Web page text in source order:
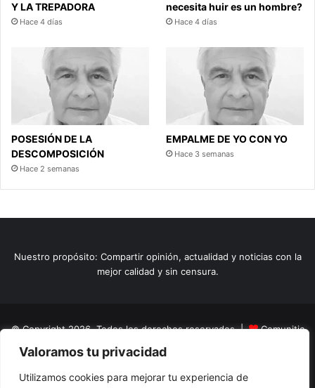
Valoramos tu privacidad
Utilizamos cookies para mejorar tu experiencia de
Y LA TREPADORA
Hace 4 días
necesita huir es un hombre?
Hace 4 días
POSESIÓN DE LA
DESCOMPOSICIÓN
Hace 2 semanas
EMPALME DE YO CON YO
Hace 3 semanas
Nuestro propósito: Compartir opinión, actualidad y noticias con la
mejor calidad y sin censura.
© Copyright 2026, Todos los derechos reservados |
Comunitic
SAS BICNit 901228106
Home
Actualidad Variedades Opinion Turismo